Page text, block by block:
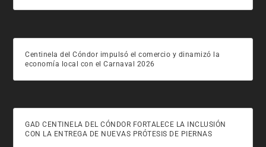
Centinela del Cóndor impulsó el comercio y dinamizó la
economía local con el Carnaval 2026
GAD CENTINELA DEL CÓNDOR FORTALECE LA INCLUSIÓN
CON LA ENTREGA DE NUEVAS PRÓTESIS DE PIERNAS